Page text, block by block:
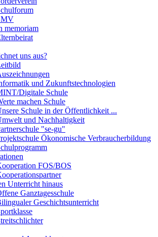
memoriam
uns aus?
und Zukunftstechnologien
Digitale Schule
machen Schule
Schule in der Öffentlichkeit ...
und Nachhaltigkeit
"se-gu"
Ökonomische Verbraucherbildung
FOS/BOS
Unterricht hinaus
Ganztagesschule
Geschichtsunterricht